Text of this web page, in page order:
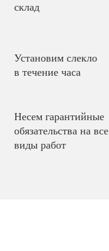
склад
Установим слекло
в течение часа
Несем гарантийные
обязательства на все
виды работ